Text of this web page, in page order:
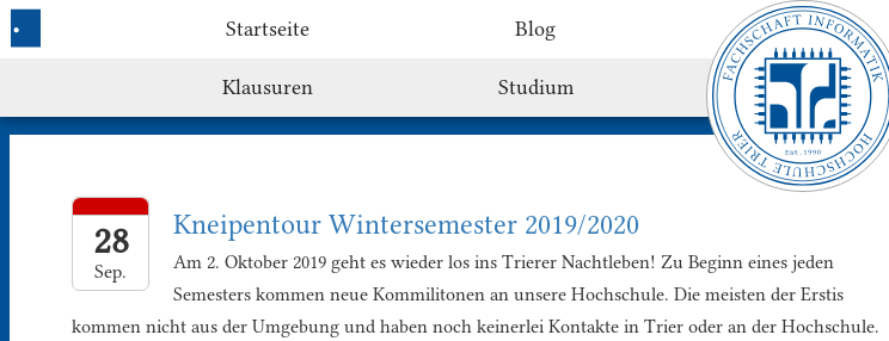
Startseite Blog
Klausuren Studium
28
Sep.
Kneipentour Wintersemester 2019/2020
Am 2. Oktober 2019 geht es wieder los ins Trierer Nachtleben! Zu Beginn eines jeden
Semesters kommen neue Kommilitonen an unsere Hochschule. Die meisten der Erstis
kommen nicht aus der Umgebung und haben noch keinerlei Kontakte in Trier oder an der Hochschule.